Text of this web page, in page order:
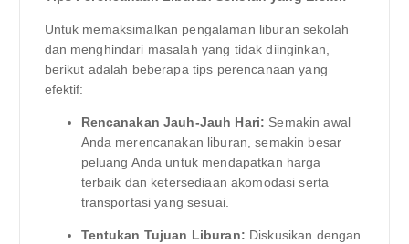
Untuk memaksimalkan pengalaman liburan sekolah
dan menghindari masalah yang tidak diinginkan,
berikut adalah beberapa tips perencanaan yang
efektif:
Rencanakan Jauh-Jauh Hari: Semakin awal
Anda merencanakan liburan, semakin besar
peluang Anda untuk mendapatkan harga
terbaik dan ketersediaan akomodasi serta
transportasi yang sesuai.
Tentukan Tujuan Liburan: Diskusikan dengan